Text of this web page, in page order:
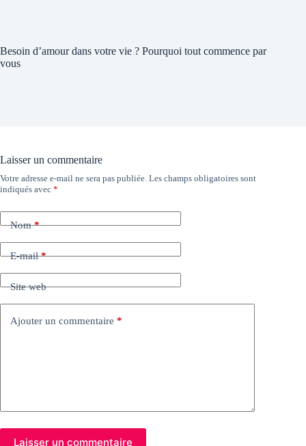
Besoin d’amour dans votre vie ? Pourquoi tout commence par
vous
Laisser un commentaire
Votre adresse e-mail ne sera pas publiée. Les champs obligatoires sont
indiqués avec *
Nom*
E-mail*
Site web
Ajouter un commentaire *
Laisser un commentaire